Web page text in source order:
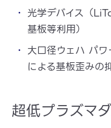
光学デバイス（
基板等利用）
大口径ウェハ パ
による基板歪みの
超低プラズマ